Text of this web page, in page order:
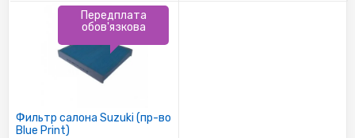
Фильтр салона Suzuki (пр-во
Blue Print)
Передплата
обов'язкова